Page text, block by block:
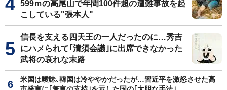
599ｍの高尾山で年間100件超の遭難事故を起
こしている"張本人"
信長を支える四天王の一人だったのに…秀吉
にハメられて｢清須会議｣に出席できなかった
武将の哀れな末路
米国は曖昧､韓国は冷ややかだったが…習近平を激怒させた高